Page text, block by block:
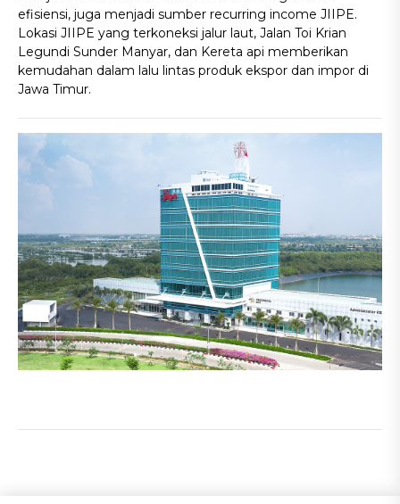
efisiensi, juga menjadi sumber recurring income JIIPE.
Lokasi JIIPE yang terkoneksi jalur laut, Jalan Toi Krian
Legundi Sunder Manyar, dan Kereta api memberikan
kemudahan dalam lalu lintas produk ekspor dan impor di
Jawa Timur.